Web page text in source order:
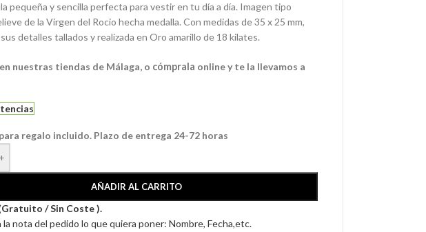
pequeña y sencilla perfecta para vestir en tu día a día. Imagen tipo
de la Virgen del Rocio hecha medalla. Con medidas de 35 x 25 mm,
detalles tallados y realizada en Oro amarillo de 18 kilates.
en nuestras tiendas de Málaga, o cómprala online y te la llevamos a
regalo incluido. Plazo de entrega 24-72 horas
+
AÑADIR AL CARRITO
/ Sin Coste ).
la nota del pedido lo que quiera poner: Nombre, Fecha,etc.